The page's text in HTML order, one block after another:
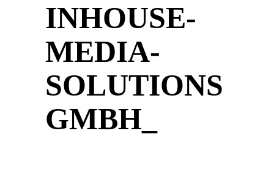
INHOUSE-
MEDIA-
SOLUTIONS
GMBH_